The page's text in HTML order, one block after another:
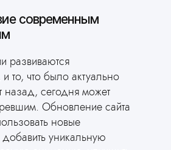
современным
развиваются
то, что было актуально
назад, сегодня может
Обновление сайта
новые
уникальную